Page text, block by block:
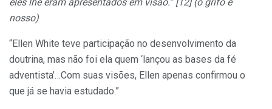
nosso)
“Ellen White teve participação no desenvolvimento da
doutrina, mas não foi ela quem ‘lançou as bases da fé
adventista’…Com suas visões, Ellen apenas confirmou o
que já se havia estudado.”